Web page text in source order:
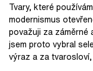
Tvary, které
modernismus
považuji za záměrné
jsem proto vybral
výraz a za